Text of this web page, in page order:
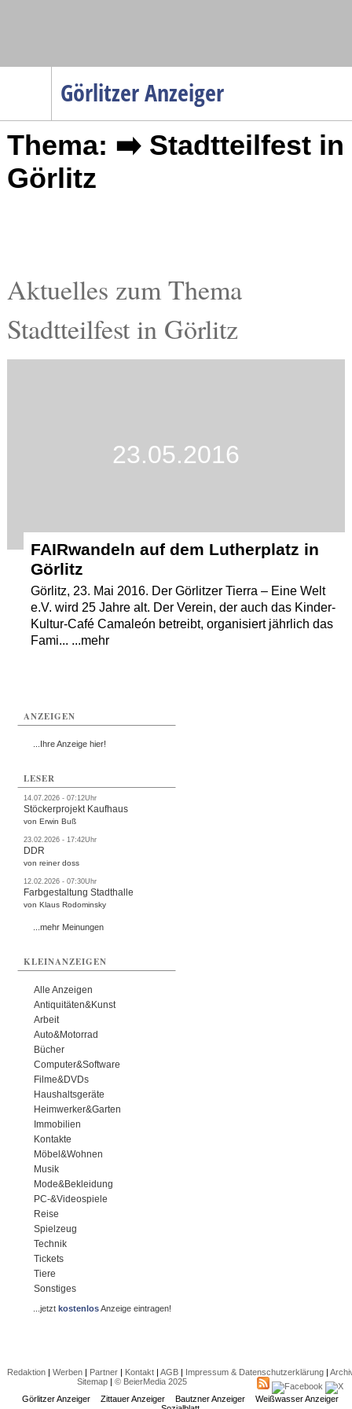
Görlitzer Anzeiger
Menüpunkte
Startseite
Gesellschaft
Gesundheit
Kultur
Thema: ➡️ Stadtteilfest in
Görlitz
Aktuelles zum Thema
Stadtteilfest in Görlitz
23.05.2016
FAIRwandeln auf dem Lutherplatz in
Görlitz
Görlitz, 23. Mai 2016. Der Görlitzer Tierra – Eine Welt
e.V. wird 25 Jahre alt. Der Verein, der auch das Kinder-
Kultur-Café Camaleón betreibt, organisiert jährlich das
Fami... ...mehr
ANZEIGEN
...Ihre Anzeige hier!
LESER
14.07.2026 - 07:12Uhr
Stöckerprojekt Kaufhaus
von Erwin Buß
23.02.2026 - 17:42Uhr
DDR
von reiner doss
12.02.2026 - 07:30Uhr
Farbgestaltung Stadthalle
von Klaus Rodominsky
...mehr Meinungen
KLEINANZEIGEN
Alle Anzeigen
Antiquitäten&Kunst
Arbeit
Auto&Motorrad
Bücher
Computer&Software
Filme&DVDs
Haushaltsgeräte
Heimwerker&Garten
Immobilien
Kontakte
Möbel&Wohnen
Musik
Mode&Bekleidung
PC-&Videospiele
Reise
Spielzeug
Technik
Tickets
Tiere
Sonstiges
...jetztkostenlosAnzeige eintragen!
Redaktion| Werben| Partner| Kontakt| AGB| Impressum & Datenschutzerklärung|
Sitemap| © BeierMedia 2025
Görlitzer Anzeiger
Zittauer Anzeiger Bautzner Anzeiger
Weißwasser Anzeiger